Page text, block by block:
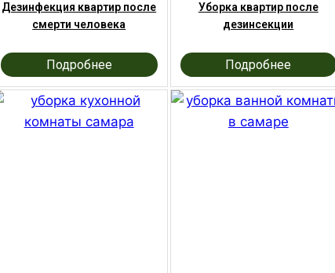
Дезинфекция квартир после
смерти человека
Подробнее
Уборка квартир после
дезинсекции
Подробнее